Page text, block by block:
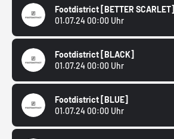
Footdistrict [BETTER SCARLET]
01.07.24 00:00 Uhr
Footdistrict [BLACK]
01.07.24 00:00 Uhr
Footdistrict [BLUE]
01.07.24 00:00 Uhr